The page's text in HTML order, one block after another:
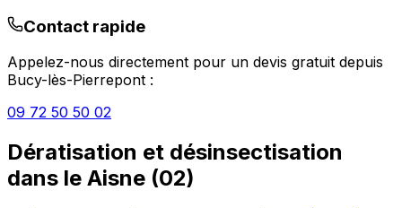
Contact rapide
Appelez-nous directement pour un devis gratuit depuis
Bucy-lès-Pierrepont :
09 72 50 50 02
Dératisation et désinsectisation
dans le Aisne (02)